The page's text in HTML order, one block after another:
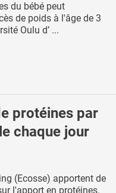
du bébé peut
de poids à l'âge de 3
Oulu d’ ...
protéines par
chaque jour
(Ecosse) apportent de
l'apport en protéines.